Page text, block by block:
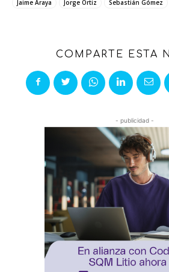
Jaime Araya
Jorge Ortiz Sebastián Gómez
COMPARTE ESTA
- publicidad -